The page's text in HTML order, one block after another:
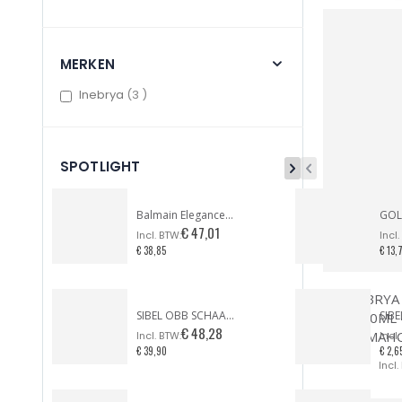
MERKEN
Inebrya 3 items
SPOTLIGHT
Balmain Elegance Paris / DARK ESPRESSO
€ 47,01
€ 38,85
SIBEL OBB SCHAAR OFFSET FROSTED BRIGHTS LILAC LIMITED EDITION
€ 48,28
€ 39,90
€
€